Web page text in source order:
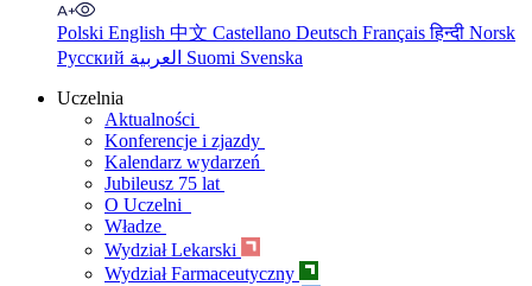
Polski English 中文 Castellano Deutsch Françaisहिन्दी Norsk
Русский
Suomi Svenska
Uczelnia
Aktualności
Konferencje i zjazdy
Kalendarz wydarzeń
Jubileusz 75 lat
O Uczelni
Władze
Wydział Lekarski
Wydział Farmaceutyczny